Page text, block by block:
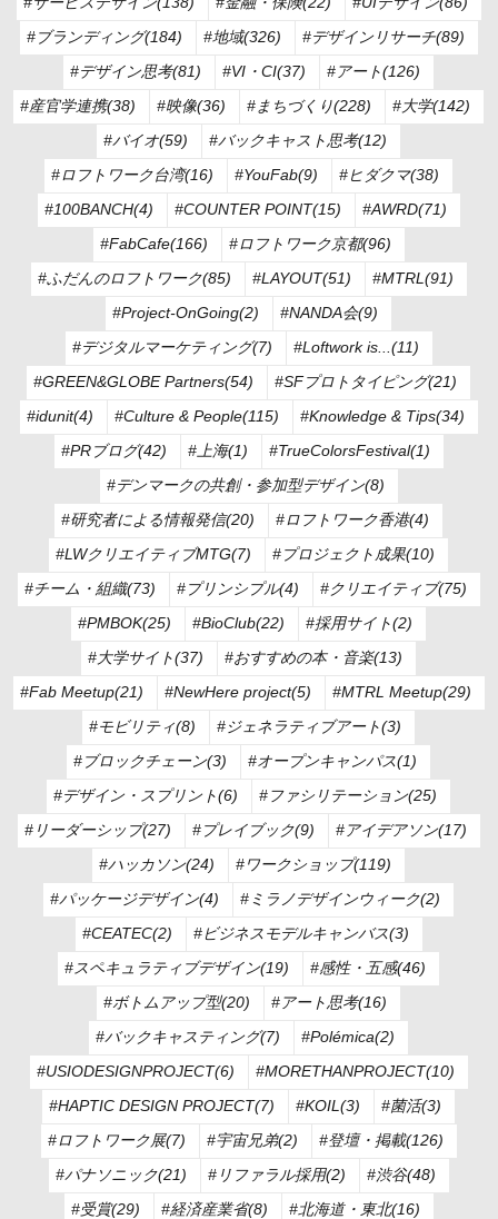
#ブランディング(184)
#地域(326)
#デザインリサーチ(89)
#デザイン思考(81)
#VI・CI(37)
#アート(126)
#産官学連携(38)
#映像(36) #まちづくり(228)
#大学(142)
#バイオ(59)
#バックキャスト思考(12)
#ロフトワーク台湾(16)
#YouFab(9)
#ヒダクマ(38)
#100BANCH(4)
#COUNTER POINT(15)
#AWRD(71)
#FabCafe(166)
#ロフトワーク京都(96)
#ふだんのロフトワーク(85)
#LAYOUT(51)
#MTRL(91)
#Project-OnGoing(2)
#NANDA会(9)
#デジタルマーケティング(7)
#Loftwork is...(11)
#GREEN&GLOBE Partners(54)
#SFプロトタイピング(21)
#idunit(4)
#Culture & People(115)
#Knowledge & Tips(34)
#PRブログ(42)
#上海(1)
#TrueColorsFestival(1)
#デンマークの共創・参加型デザイン(8)
#研究者による情報発信(20)
#ロフトワーク香港(4)
#LWクリエイティブMTG(7)
#プロジェクト成果(10)
#チーム・組織(73)
#プリンシプル(4)
#クリエイティブ(75)
#PMBOK(25)
#BioClub(22)
#採用サイト(2)
#大学サイト(37)
#おすすめの本・音楽(13)
#Fab Meetup(21)
#NewHere project(5)
#MTRL Meetup(29)
#モビリティ(8)
#ジェネラティブアート(3)
#ブロックチェーン(3)
#オープンキャンパス(1)
#デザイン・スプリント(6)
#ファシリテーション(25)
#リーダーシップ(27)
#プレイブック(9)
#アイデアソン(17)
#ハッカソン(24)
#ワークショップ(119)
#パッケージデザイン(4)
#ミラノデザインウィーク(2)
#CEATEC(2)
#ビジネスモデルキャンバス(3)
#スペキュラティブデザイン(19)
#感性・五感(46)
#ボトムアップ型(20)
#アート思考(16)
#バックキャスティング(7)
#Polémica(2)
#USIODESIGNPROJECT(6)
#MORETHANPROJECT(10)
#HAPTIC DESIGN PROJECT(7)
#KOIL(3)
#菌活(3)
#ロフトワーク展(7)
#宇宙兄弟(2)
#登壇・掲載(126)
#パナソニック(21)
#リファラル採用(2)
#渋谷(48)
#受賞(29)
#経済産業省(8)
#北海道・東北(16)